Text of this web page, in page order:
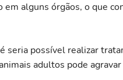
alguns órgãos, o que
seria possível realizar
adultos pode